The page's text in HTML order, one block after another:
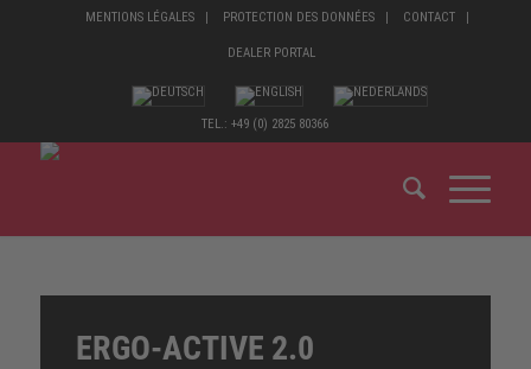
MENTIONS LÉGALES PROTECTION DES DONNÉES CONTACT
DEALER PORTAL
TEL.: +49 (0) 2825 80366
ERGO-ACTIVE 2.0